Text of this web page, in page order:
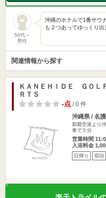
50代～
男性
沖縄のホテルで1番サウ
も２つあってゆっくり
関連情報から探す
ＫＡＮＥＨＩＤＥ ＧＯＬ
ＲＴＳ
-点/ 0 件
沖縄県 / 名
那覇空港より
車で５分
営業時間
入浴料金
日帰り 宿泊